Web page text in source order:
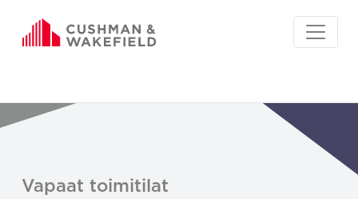
Vapaat toimitilat